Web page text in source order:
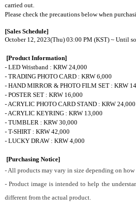
carried out.
Please check the precautions below when
[Sales Schedule]
October 12, 2023(Thu) 03:00 PM (KST) ~ Until
[Product Information]
- LED Wristband : KRW 24,000
- TRADING PHOTO CARD : KRW 6,000
- HAND MIRROR & PHOTO FILM SET : KRW
- POSTER SET : KRW 16,000
- ACRYLIC PHOTO CARD STAND : KRW 24,000
- ACRYLIC KEYRING : KRW 13,000
- TUMBLER : KRW 30,000
- T-SHIRT : KRW 42,000
- LUCKY DRAW : KRW 4,000
[Purchasing Notice]
- All products may vary in size depending on how
- Product image is intended to help the
different from the actual product.